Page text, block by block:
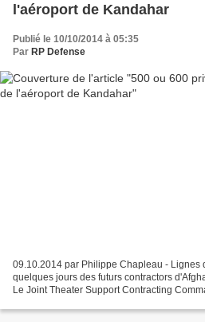
l'aéroport de Kandahar
Publié le 10/10/2014 à 05:35
Par RP Defense
09.10.2014 par Philippe Chapleau - Lignes
quelques jours des futurs contractors
Le Joint Theater Support Contracting